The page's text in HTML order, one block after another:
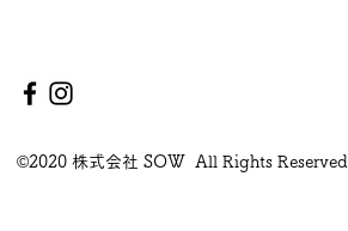
©2020 株式会社 SOW All Rights Reserved.